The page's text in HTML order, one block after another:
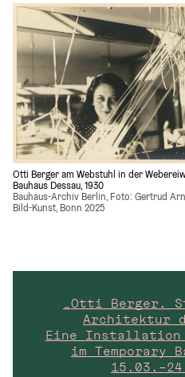
Otti Berger am Webstuhl in der
Bauhaus Dessau, 1930
Bauhaus-Archiv Berlin, Foto: Gertrud
Bild-Kunst, Bonn 2025
„Otti Berger.
Architektur
Eine Installation
im Temporary